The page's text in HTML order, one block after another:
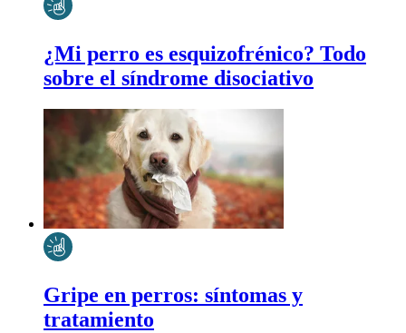
¿Mi perro es esquizofrénico? Todo
sobre el síndrome disociativo
Gripe en perros: síntomas y
tratamiento